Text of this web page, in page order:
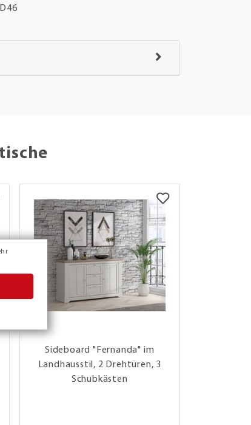
Sideboard "Fernanda" im
Landhausstil, 2 Drehtüren, 3
Schubkästen